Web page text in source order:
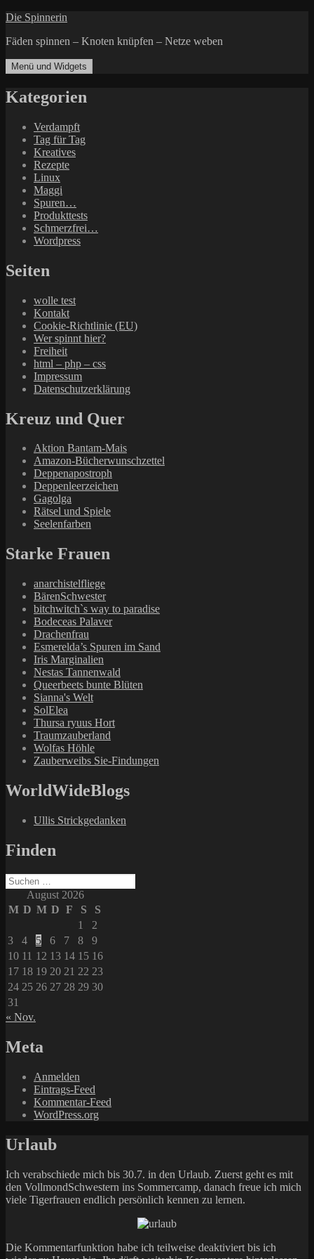
Zum
springen
Die Spinnerin
Fäden spinnen – Knoten knüpfen – Netze weben
Menü und Widgets
Kategorien
Verdampft
Tag für Tag
Kreatives
Rezepte
Linux
Maggi
Spuren…
Produkttests
Schmerzfrei…
Wordpress
Seiten
wolle test
Kontakt
Cookie-Richtlinie (EU)
Wer spinnt hier?
Freiheit
html – php – css
Impressum
Datenschutzerklärung
Kreuz und Quer
Aktion Bantam-Mais
Amazon-Bücherwunschzettel
Deppenapostroph
Deppenleerzeichen
Gagolga
Rätsel und Spiele
Seelenfarben
Starke Frauen
anarchistelfliege
BärenSchwester
bitchwitch`s way to paradise
Bodeceas Palaver
Drachenfrau
Esmerelda’s Spuren im Sand
Iris Marginalien
Nestas Tannenwald
Queerbeets bunte Blüten
Sianna's Welt
SolElea
Thursa ryuus Hort
Traumzauberland
Wolfas Höhle
Zauberweibs Sie-Findungen
WorldWideBlogs
Ullis Strickgedanken
Finden
Suchen
nach:August 2026
M D M D F S
S
1
2
3
4 5 6 7 8
9
10 11 12 13 14 15 16
17 18 19 20 21 22 23
24 25 26 27 28 29 30
31
« Nov.
Meta
Anmelden
Eintrags-Feed
Kommentar-Feed
WordPress.org
Urlaub
Ich verabschiede mich bis 30.7. in den Urlaub. Zuerst geht es mit
den VollmondSchwestern ins Sommercamp, danach freue ich mich
viele Tigerfrauen endlich persönlich kennen zu lernen.
Die Kommentarfunktion habe ich teilweise deaktiviert bis ich